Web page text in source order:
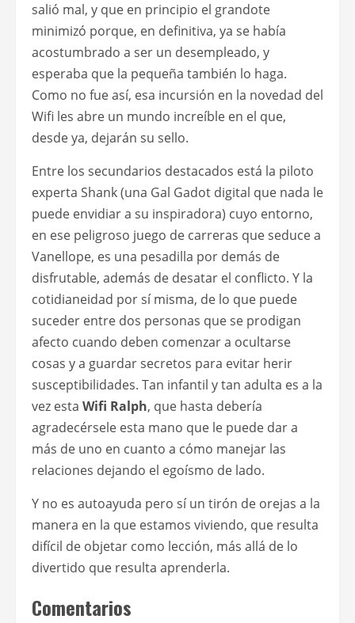
salió mal, y que en principio el grandote
minimizó porque, en definitiva, ya se había
acostumbrado a ser un desempleado, y
esperaba que la pequeña también lo haga.
Como no fue así, esa incursión en la novedad del
Wifi les abre un mundo increíble en el que,
desde ya, dejarán su sello.
Entre los secundarios destacados está la piloto
experta Shank (una Gal Gadot digital que nada le
puede envidiar a su inspiradora) cuyo entorno,
en ese peligroso juego de carreras que seduce a
Vanellope, es una pesadilla por demás de
disfrutable, además de desatar el conflicto. Y la
cotidianeidad por sí misma, de lo que puede
suceder entre dos personas que se prodigan
afecto cuando deben comenzar a ocultarse
cosas y a guardar secretos para evitar herir
susceptibilidades. Tan infantil y tan adulta es a la
vez esta Wifi Ralph, que hasta debería
agradecérsele esta mano que le puede dar a
más de uno en cuanto a cómo manejar las
relaciones dejando el egoísmo de lado.
Y no es autoayuda pero sí un tirón de orejas a la
manera en la que estamos viviendo, que resulta
difícil de objetar como lección, más allá de lo
divertido que resulta aprenderla.
Comentarios